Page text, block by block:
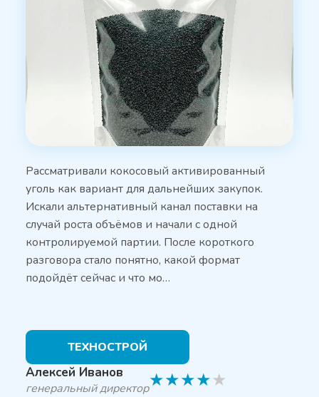
Рассматривали кокосовый активированный
уголь как вариант для дальнейших закупок.
Искали альтернативный канал поставки на
случай роста объёмов и начали с одной
контролируемой партии. После короткого
разговора стало понятно, какой формат
подойдёт сейчас и что мо…
ТЕХНОСТРОЙ
Алексей Иванов
генеральный директор★★★★★